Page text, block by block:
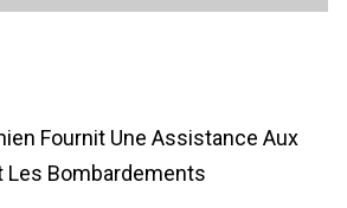
Fournit Une Assistance Aux
Les Bombardements